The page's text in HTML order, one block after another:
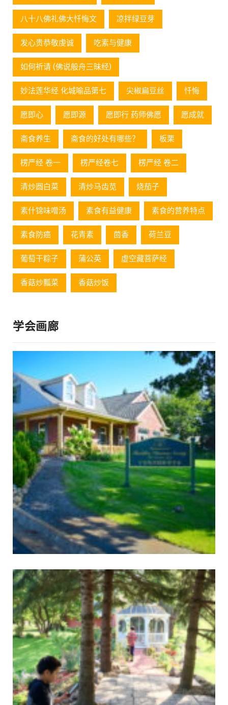
八十八佛礼佛大忏悔文 凉拌绿豆芽
发心贵恭敬虔诚 吃素与健康
如何祈请 (佛说般舟三昧经)
妙法莲华经 化城喻品第七 尖椒扁豆丝 忏悔
愿即心 愿即源 愿即行 药师佛愿 愿成就
斋食养生 斋食的好处有哪些？ 板栗
楞严经 卷一 楞严经卷七 楞严经 卷二
清炒圆白菜 清炒马齿苋 烧茄子
素什锦味噌汤 素食有益健康 素食的营养特点
素食防癌 花青素 茴香 荷兰豆
葡萄⼲粽⼦ 蒲公英 虚空藏菩萨经
香菇炒瓢菜 香菇炒饭
学会画廊